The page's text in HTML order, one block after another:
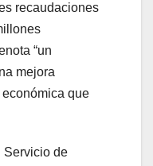
recaudaciones
“un
mejora
que
Servicio de